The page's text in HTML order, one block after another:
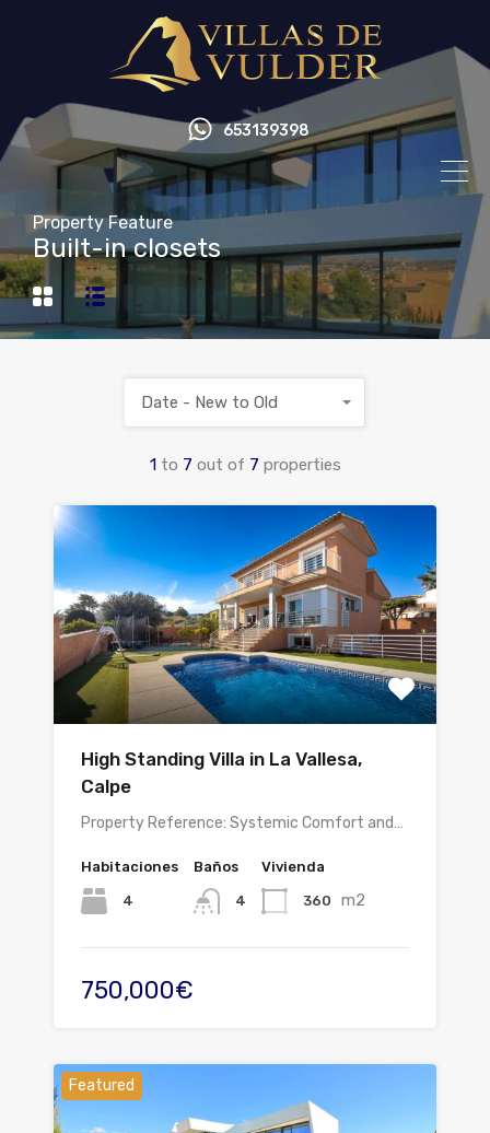
653139398
Property Feature
Built-in closets
1 to 7 out of 7 properties
Date - New to Old
High Standing Villa in La Vallesa,
Calpe
Property Reference: Systemic Comfort and…
Habitaciones
4
Baños
4
Vivienda
360 m2
750,000€
Featured